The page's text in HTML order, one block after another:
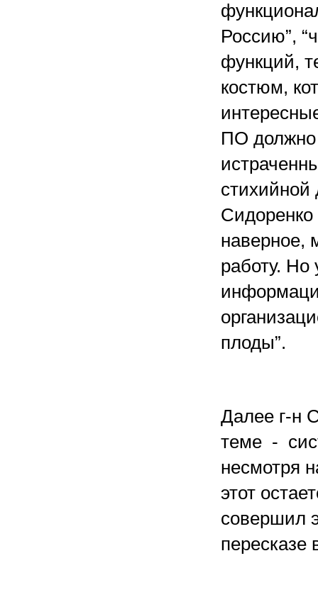
Россию”,
функций,
костюм,
ПО должно
стихийной
Сидоренко
наверное,
работу. Но
плоды”.
Далее г-н
теме -
несмотря
этот
совершил
пересказе